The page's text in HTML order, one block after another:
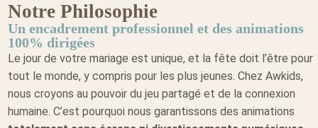
Notre Philosophie
Un encadrement professionnel et des animations
100% dirigées
Le jour de votre mariage est unique, et la fête doit l’être pour
tout le monde, y compris pour les plus jeunes. Chez Awkids,
nous croyons au pouvoir du jeu partagé et de la connexion
humaine. C’est pourquoi nous garantissons des animations